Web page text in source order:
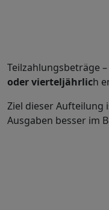
Teilzahlungsbeträge
oder vierteljährlich
Ziel dieser Aufteilung
Ausgaben besser im